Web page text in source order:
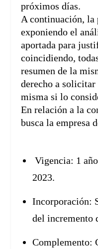
próximos días.
A continuación, la
exponiendo el
aportada para
coincidiendo,
resumen de la
derecho a
misma si lo
En relación a la
busca la empresa
Vigencia: 1
2023.
Incorporación:
del incremento
Complemento: